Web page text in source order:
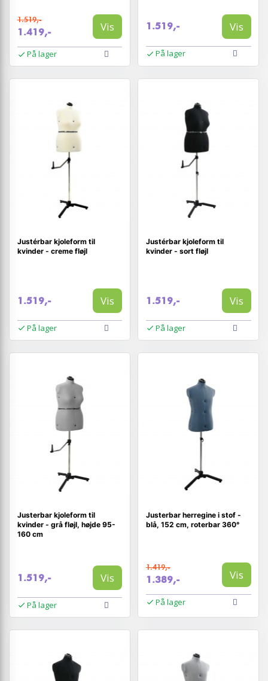
1.519,-
1.419,- Vis
På lager
1.519,- Vis
På lager
Justérbar kjoleform til
kvinder - creme fløjl
1.519,- Vis
På lager
Justérbar kjoleform til
kvinder - sort fløjl
1.519,- Vis
På lager
Justerbar kjoleform til
kvinder - grå fløjl, højde 95-
160 cm
1.519,- Vis
På lager
Justerbar herregine i stof -
blå, 152 cm, roterbar 360°
1.419,-
1.389,- Vis
På lager